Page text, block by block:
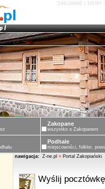
ZAKOPANE I TATRY
Zakopane
wszystko o Zakopanem
Podhale
miejscowości, folklor,
nawigacja: Z-ne.pl » Portal Zakopiański
Wyślij